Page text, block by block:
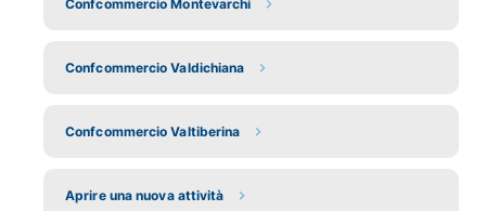
Confcommercio Montevarchi
Confcommercio Valdichiana
Confcommercio Valtiberina
Aprire una nuova attività